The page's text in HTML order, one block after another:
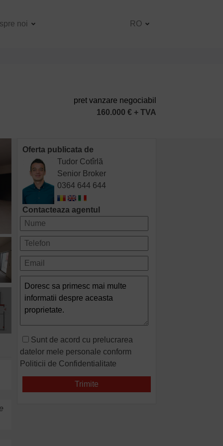
noi RO
pret vanzare negociabil
160.000 € + TVA
Oferta publicata de
Tudor Cotîrlă
Senior Broker
0364 644 644
Contacteaza agentul
Sunt de acord cu prelucrarea
datelor mele personale conform
Politicii de Confidentialitate